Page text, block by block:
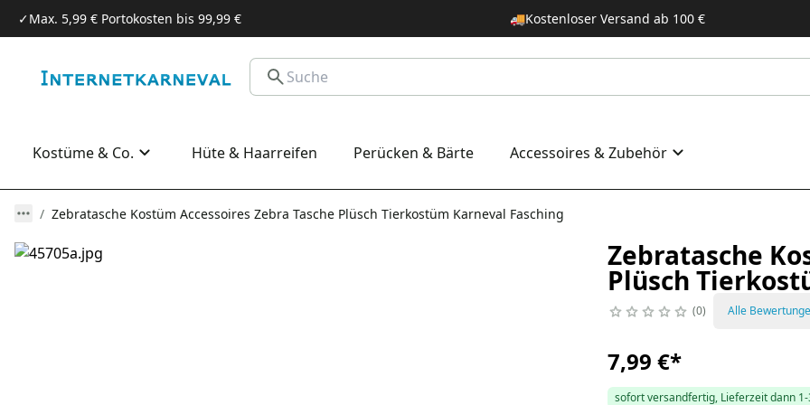
✓Max. 5,99 € Portokosten bis 99,99 € 🚚Kostenloser Versand ab 100 €
Kostüme & Co. Hüte & Haarreifen Perücken & Bärte Accessoires & Zubehör
Zebratasche Kostüm Accessoires Zebra Tasche Plüsch Tierkostüm Karneval Fasching
Zebratasche
Plüsch
0 Alle
7,99 €*
sofort versandfertig, Lieferzeit dann 1-